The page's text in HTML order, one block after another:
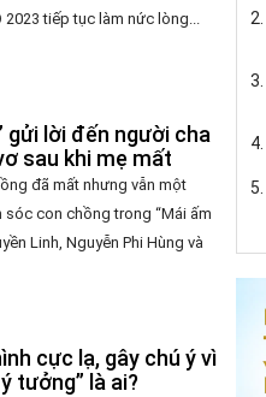
tiếp tục làm nức lòng...
gửi lời đến người cha
sau khi mẹ mất
đã mất nhưng vẫn một
con chồng trong “Mái ấm
Linh, Nguyễn Phi Hùng và
cực lạ, gây chú ý vì
tưởng” là ai?